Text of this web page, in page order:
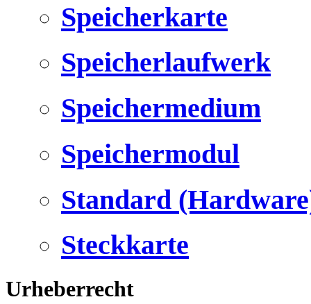
Speicherkarte
Speicherlaufwerk
Speichermedium
Speichermodul
Standard
Steckkarte
Urheberrecht